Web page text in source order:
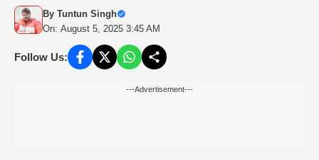
By Tuntun Singh
On: August 5, 2025 3:45 AM
Follow Us:
---Advertisement---